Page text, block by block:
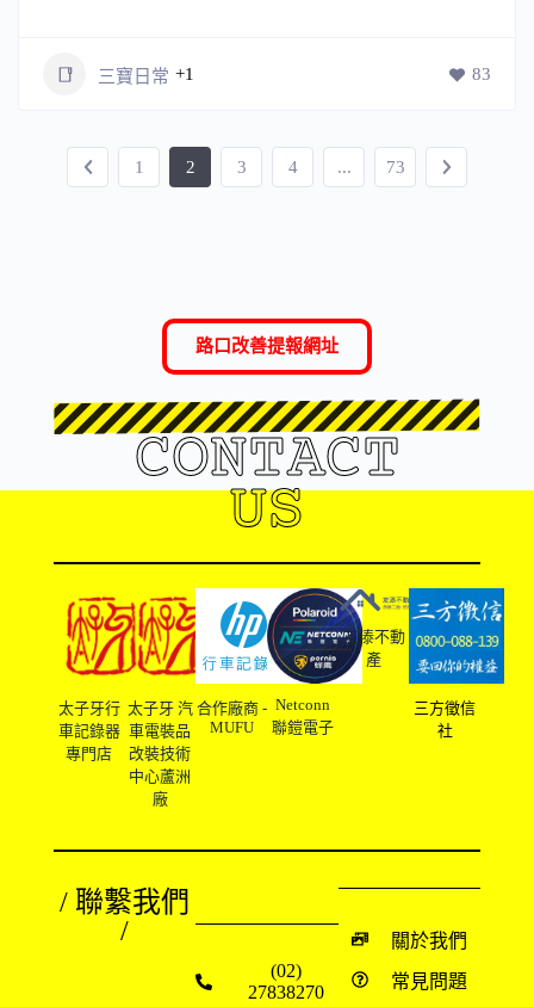
三寶日常 +1 83
1 2 3 4 ... 73
路口改善提報網址
CONTACT
US
太子牙行
車記錄器
專門店
太子牙 汽
車電裝品
改裝技術
中心蘆洲
廠
合作廠商 -
MUFU
Netconn
聯鎧電子
友溙不動
產
三方徵信
社
/ 聯繫我們
/
(02)
27838270
關於我們
常見問題